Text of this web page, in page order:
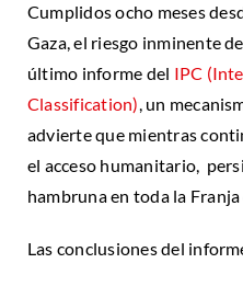
Cumplidos ocho meses
Gaza, el riesgo inminente
último informe del IPC
Classification), un
advierte que mientras
el acceso humanitario,
hambruna en toda la Franja
Las conclusiones del